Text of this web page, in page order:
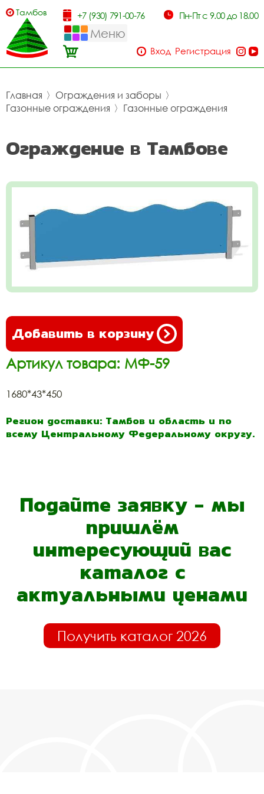
Тамбов +7 (930) 791-00-76 Пн-Пт с 9.00 до 18.00
Меню
Вход Регистрация
Главная 〉 Ограждения и заборы 〉
Газонные ограждения 〉 Газонные ограждения
Ограждение в Тамбове
Добавить в корзину
Артикул товара: МФ-59
1680*43*450
Регион доставки: Тамбов и область и по
всему Центральному Федеральному округу.
Подайте заявку - мы
пришлём
интересующий вас
каталог с
актуальными ценами
Получить каталог 2026